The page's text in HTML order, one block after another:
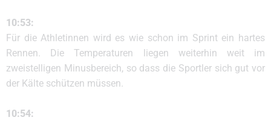
10:53:
Für die Athletinnen wird es wie schon im Sprint ein hartes
Rennen. Die Temperaturen liegen weiterhin weit im
zweistelligen Minusbereich, so dass die Sportler sich gut vor
der Kälte schützen müssen.
10:54: